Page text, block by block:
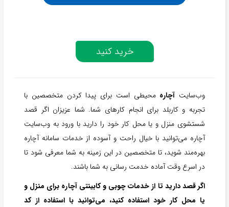
خرید کنید
وب‌سایت آچارهمحیطی است برای پیدا کردن متخصصین با
تجربه و کاربلد برای انجام کارهای شما. شما عزیزان اگر قصد
شستشوی منزل و یا محل کار خود را دارید با ورود به وب‌سایت
آچاره می‌توانید با خیال راحت و آسوده از خدمات سامانه آچاره
بهره‌مند شوید، تا متخصصین در این زمینه به شما معرفی شود تا
در اسرع وقت آماده خدمت رسانی به شما باشند.
اگر قصد دارید تا از خدمات چوبی و کابینتی آچاره برای منزل و
یا محل کار خود استفاده کنید، می‌توانید با استفاده از کد